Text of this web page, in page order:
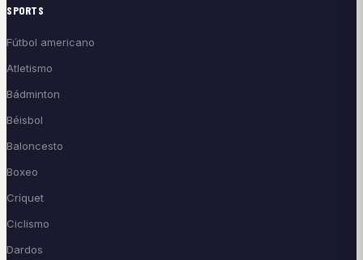
SPORTS
Fútbol americano
Atletismo
Bádminton
Béisbol
Baloncesto
Boxeo
Críquet
Ciclismo
Dardos